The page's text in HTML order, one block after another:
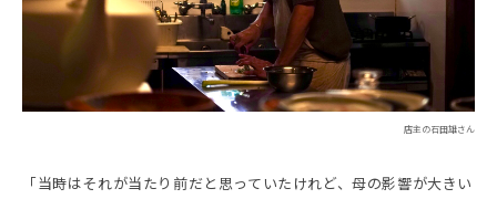
店主の石田雄さん
「当時はそれが当たり前だと思っていたけれど、母の影響が大きい